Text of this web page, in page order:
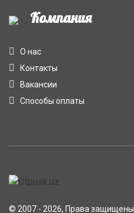
Компания
О нас
Контакты
Вакансии
Способы оплаты
© 2007 - 2026, Права защищены.